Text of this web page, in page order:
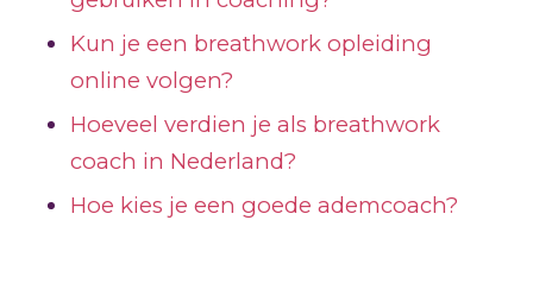
Kun je een breathwork opleiding
online volgen?
Hoeveel verdien je als breathwork
coach in Nederland?
Hoe kies je een goede ademcoach?